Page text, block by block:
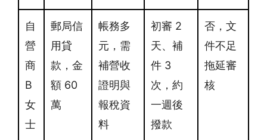
自
營
商
B
女
士
郵局信
用貸
款，金
額 60
萬
帳務多
元，需
補營收
證明與
報稅資
料
初審 2
天、補
件 3
次，約
一週後
撥款
否，文
件不足
拖延審
核